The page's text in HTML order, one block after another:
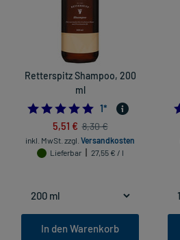
Retterspitz Shampoo, 200
ml
5.0
1*
5,51 € 8,30 €
inkl. MwSt. zzgl. Versandkosten
Lieferbar
27,55 € / l
In den Warenkorb